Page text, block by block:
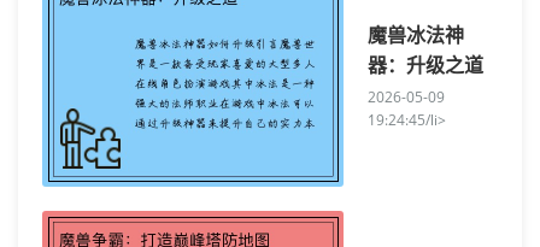
魔兽冰法神
器：升级之道
2026-05-09
19:24:45/li>